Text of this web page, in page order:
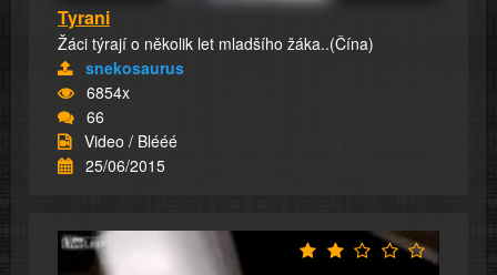
Tyrani
Žáci týrají o několik let mladšího žáka..(Čína)
snekosaurus
6854x
66
Video / Blééé
25/06/2015